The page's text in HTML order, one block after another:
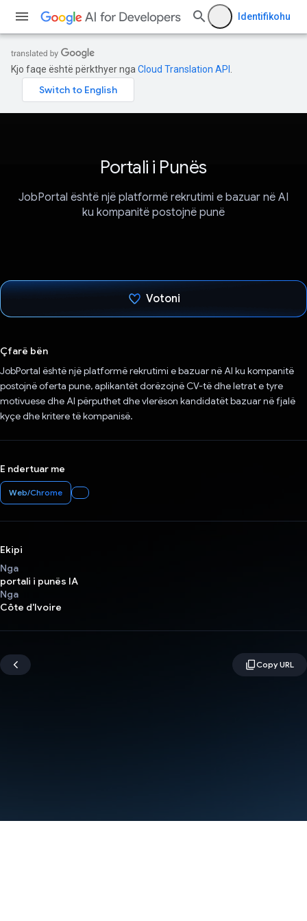
Identifikohu
Kjo faqe është përkthyer nga Cloud Translation API
Portali i Punës
JobPortal është një platformë rekrutimi e bazuar në AI
ku kompanitë postojnë punë
Votoni
Çfarë bën
JobPortal është një platformë rekrutimi e bazuar në AI ku kompanitë
postojnë oferta pune, aplikantët dorëzojnë CV-të dhe letrat e tyre
motivuese dhe AI ​​përputhet dhe vlerëson kandidatët bazuar në fjalë
kyçe dhe kritere të kompanisë.
E ndertuar me
Web/Chrome
Ekipi
Nga
portali i punës IA
Nga
Côte d'Ivoire